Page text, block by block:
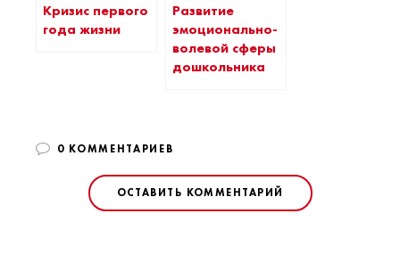
Кризис первого
года жизни
Развитие
эмоционально-
волевой сферы
дошкольника
0 КОММЕНТАРИЕВ
ОСТАВИТЬ КОММЕНТАРИЙ